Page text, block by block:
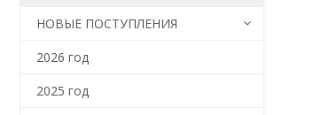
НОВЫЕ ПОСТУПЛЕНИЯ
2026 год
2025 год